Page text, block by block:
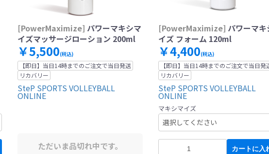
[PowerMaximize] パワーマキシマ
イズマッサージローション 200ml
￥5,500(税込)
【即日】当日14時までのご注文で当日発送
リカバリー
SteP SPORTS VOLLEYBALL
ONLINE
ただいま品切れ中です。
[PowerMaximize] パワーマキ
イズ フォーム 120ml
￥4,400(税込)
【即日】当日14時までのご注文で当日発
リカバリー
SteP SPORTS VOLLEYBALL
ONLINE
マキシマイズ
カートに入